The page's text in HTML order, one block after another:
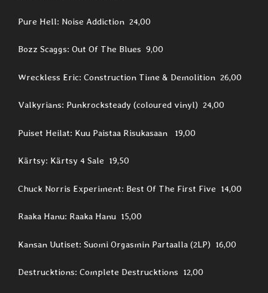
Pure Hell: Noise Addiction 24,00
Bozz Scaggs: Out Of The Blues 9,00
Wreckless Eric: Construction Time & Demolition 26,00
Valkyrians: Punkrocksteady (coloured vinyl) 24,00
Puiset Heilat: Kuu Paistaa Risukasaan 19,00
Kärtsy: Kärtsy 4 Sale 19,50
Chuck Norris Experiment: Best Of The First Five 14,00
Raaka Hanu: Raaka Hanu 15,00
Kansan Uutiset: Suomi Orgasmin Partaalla (2LP) 16,00
Destrucktions: Complete Destrucktions 12,00